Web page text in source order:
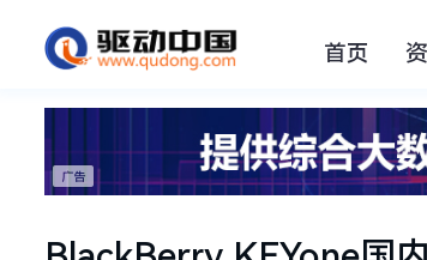
首页